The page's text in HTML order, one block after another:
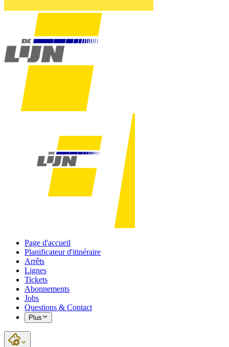
Page d'accueil
Planificateur d'itinéraire
Arrêts
Lignes
Tickets
Abonnements
Jobs
Questions & Contact
Plus